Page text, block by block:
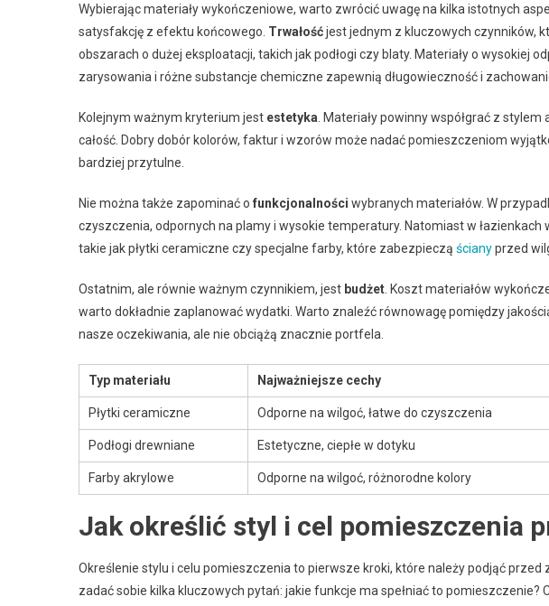
Wybierając materiały wykończeniowe, warto zwrócić uwagę na kilka istotnych
satysfakcję z efektu końcowego. Trwałośćjest jednym z kluczowych czynników,
obszarach o dużej eksploatacji, takich jak podłogi czy blaty. Materiały o wysokiej
zarysowania i różne substancje chemiczne zapewnią długowieczność i
Kolejnym ważnym kryterium jest estetyka . Materiały powinny współgrać z
całość. Dobry dobór kolorów, faktur i wzorów może nadać pomieszczeniom
bardziej przytulne.
Nie można także zapominać o funkcjonalności wybranych materiałów. W
czyszczenia, odpornych na plamy i wysokie temperatury. Natomiast w
takie jak płytki ceramiczne czy specjalne farby, które zabezpieczą ścianyprzed
Ostatnim, ale równie ważnym czynnikiem, jest budżet . Koszt materiałów
warto dokładnie zaplanować wydatki. Warto znaleźć równowagę pomiędzy
nasze oczekiwania, ale nie obciążą znacznie portfela.
Typ materiału Najważniejsze cechy
Płytki ceramiczne Odporne na wilgoć, łatwe do czyszczenia
Podłogi drewniane Estetyczne, ciepłe w dotyku
Farby akrylowe Odporne na wilgoć, różnorodne kolory
Jak określić styl i cel pomieszczenia
Określenie stylu i celu pomieszczenia to pierwsze kroki, które należy podjąć
zadać sobie kilka kluczowych pytań: jakie funkcje ma spełniać to